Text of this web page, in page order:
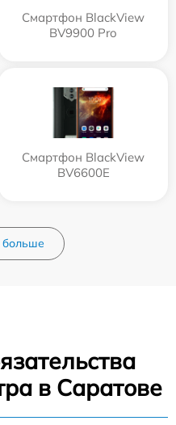
Смартфон BlackView
BV9900 Pro
Смартфон BlackView
BV6600E
больше
в Саратове